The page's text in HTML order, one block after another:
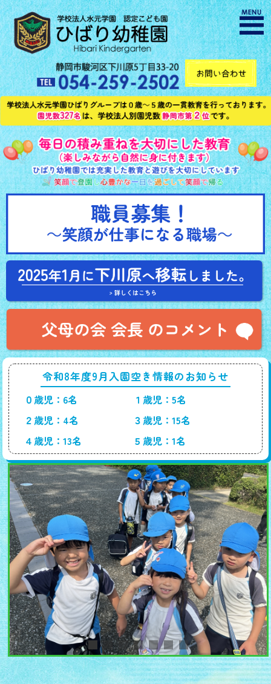
令和8年度9月入園空き情報のお知らせ
０歳児：6名
１歳児：5名
２歳児：4名
３歳児：15名
４歳児：13名
５歳児：1名